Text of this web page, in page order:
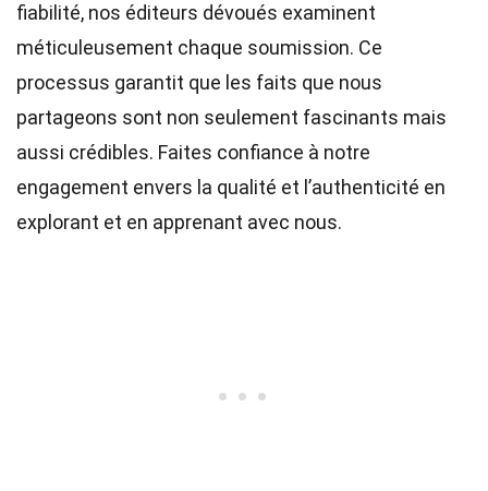
fiabilité, nos éditeurs dévoués examinent
méticuleusement chaque soumission. Ce
processus garantit que les faits que nous
partageons sont non seulement fascinants mais
aussi crédibles. Faites confiance à notre
engagement envers la qualité et l’authenticité en
explorant et en apprenant avec nous.